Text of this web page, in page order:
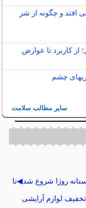
و چگونه از شر
از کاربرد تا عوارض
چشم
سایر مطالب سلامت
روژا شروع شد◀تا